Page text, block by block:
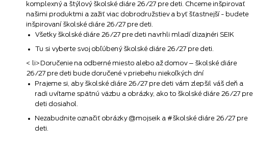
komplexný a štýlový školské diáre 26/27 pre deti. Chceme inšpirovať
našimi produktmi a zažiť viac dobrodružstiev a byť šťastnejší - budete
inšpirovaní školské diáre 26/27 pre deti.
Všetky školské diáre 26/27 pre deti navrhli mladí dizajnéri SEIK
Tu si vyberte svoj obľúbený školské diáre 26/27 pre deti.
< li>Doručenie na odberné miesto alebo až domov – školské diáre
26/27 pre deti bude doručené v priebehu niekoľkých dní
Prajeme si, aby školské diáre 26/27 pre deti vám zlepšil váš deň a
radi uvítame spätnú väzbu a obrázky, ako to školské diáre 26/27 pre
deti dosiahol.
Nezabudnite označiť obrázky @mojseik a #školské diáre 26/27 pre
deti.